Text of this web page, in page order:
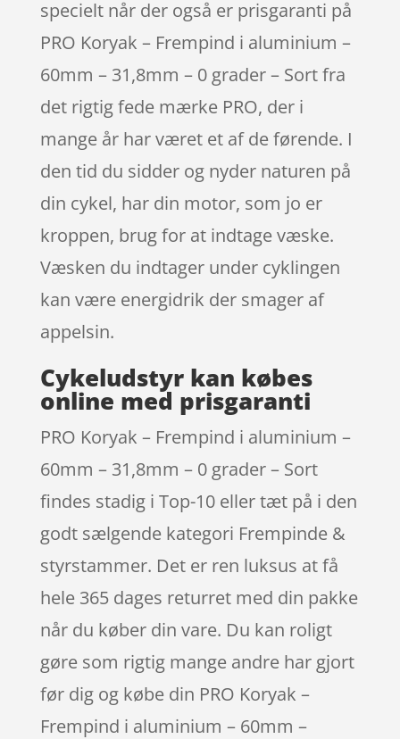
specielt når der også er prisgaranti på
PRO Koryak – Frempind i aluminium –
60mm – 31,8mm – 0 grader – Sort fra
det rigtig fede mærke PRO, der i
mange år har været et af de førende. I
den tid du sidder og nyder naturen på
din cykel, har din motor, som jo er
kroppen, brug for at indtage væske.
Væsken du indtager under cyklingen
kan være energidrik der smager af
appelsin.
Cykeludstyr kan købes
online med prisgaranti
PRO Koryak – Frempind i aluminium –
60mm – 31,8mm – 0 grader – Sort
findes stadig i Top-10 eller tæt på i den
godt sælgende kategori Frempinde &
styrstammer. Det er ren luksus at få
hele 365 dages returret med din pakke
når du køber din vare. Du kan roligt
gøre som rigtig mange andre har gjort
før dig og købe din PRO Koryak –
Frempind i aluminium – 60mm –